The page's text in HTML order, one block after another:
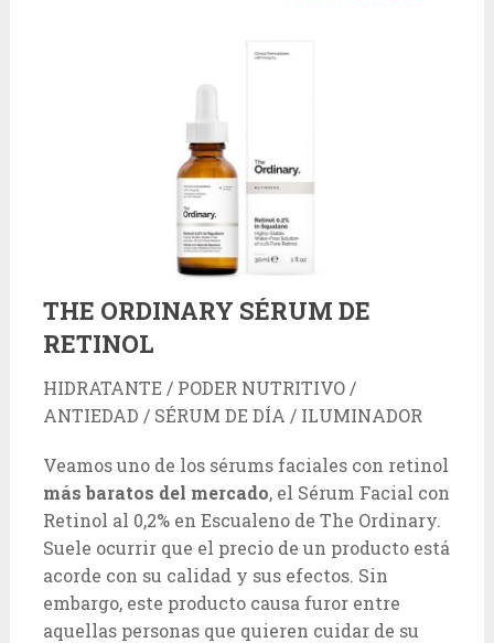
THE ORDINARY SÉRUM DE
RETINOL
HIDRATANTE / PODER NUTRITIVO /
ANTIEDAD / SÉRUM DE DÍA / ILUMINADOR
Veamos uno de los sérums faciales con retinol
más baratos del mercado, el Sérum Facial con
Retinol al 0,2% en Escualeno de The Ordinary.
Suele ocurrir que el precio de un producto está
acorde con su calidad y sus efectos. Sin
embargo, este producto causa furor entre
aquellas personas que quieren cuidar de su